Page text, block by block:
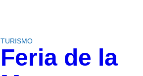
TURISMO
Feria de la